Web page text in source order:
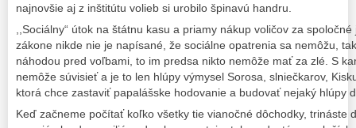
najnovšie aj z inštitútu volieb si urobilo špinavú handru.
,,Sociálny“ útok na štátnu kasu a priamy nákup voličov za
zákone nikde nie je napísané, že sociálne opatrenia sa nemôžu,
náhodou pred voľbami, to im predsa nikto nemôže mať za zlé. S
nemôže súvisieť a je to len hlúpy výmysel Sorosa, slniečkarov,
ktorá chce zastaviť papalášske hodovanie a budovať nejaký hlúpy
Keď začneme počítať koľko všetky tie vianočné dôchodky, trináste